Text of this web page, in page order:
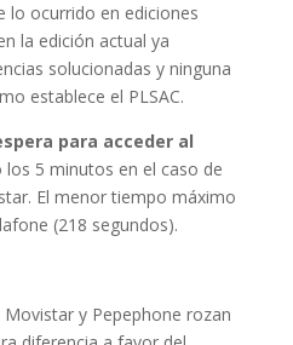
lo ocurrido en ediciones
la edición actual ya
solucionadas y ninguna
establece el PLSAC.
para acceder al
los 5 minutos en el caso de
El menor tiempo máximo
(218 segundos).
Movistar y Pepephone rozan